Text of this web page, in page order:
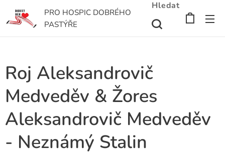
PRO HOSPIC DOBRÉHO
PASTÝŘE
Hledat
Roj Aleksandrovič
Medveděv & Žores
Aleksandrovič Medveděv
- Neznámý Stalin